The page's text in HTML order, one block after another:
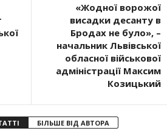
«Жодної ворожої
висадки десанту в
Бродах не було», –
начальник Львівської
обласної військової
адміністрації Максим
Козицький
БІЛЬШЕ ВІД АВТОРА